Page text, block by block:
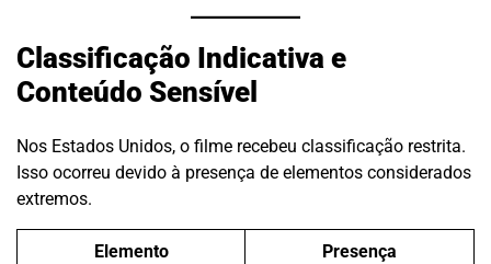
Classificação Indicativa e
Conteúdo Sensível
Nos Estados Unidos, o filme recebeu classificação restrita.
Isso ocorreu devido à presença de elementos considerados
extremos.
Elemento Presença